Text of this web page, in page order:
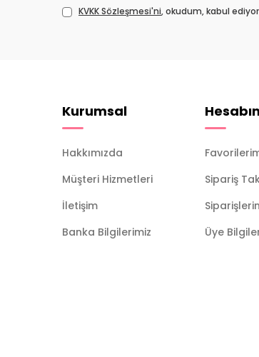
KVKK Sözleşmesi'ni, okudum, kabul
Kurumsal
Hakkımızda
Müşteri Hizmetleri
İletişim
Banka Bilgilerimiz
Sipariş
Üye